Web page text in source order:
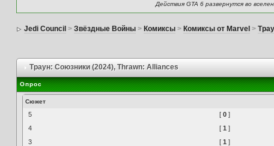
Действия GTA 6 развернутся во
Jedi Council > Звёздные Войны> Комиксы> Комиксы от Marvel >
Траун: Союзники (2024), Thrawn: Alliances
Опрос
Сюжет
5 [ 0]
4
[ 1 ]
3
[ 1 ]